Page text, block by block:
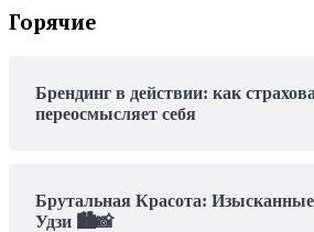
Горячие
Брендинг в действии: как
переосмысляет себя
Брутальная Красота:
Удзи 🏙️📸